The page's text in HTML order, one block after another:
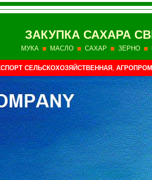
ЗАКУПКА САХАРА
МУКА МАСЛО САХАР ЗЕРНО
СЕЛЬСКОХОЗЯЙСТВЕННАЯ,